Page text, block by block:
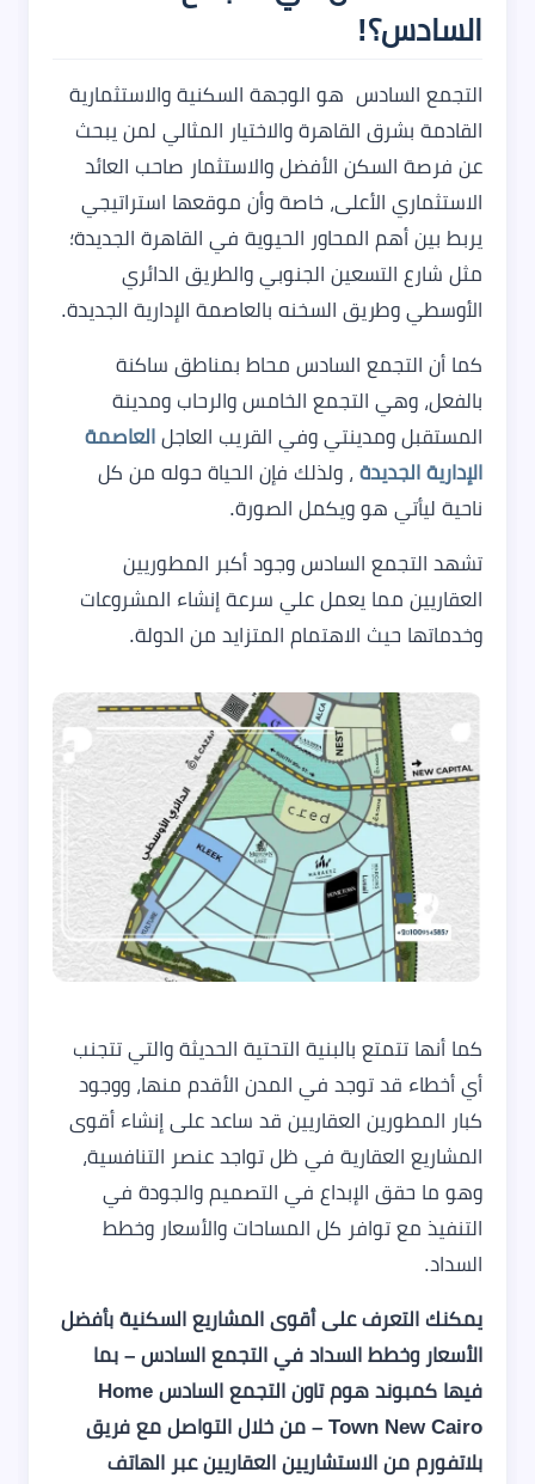
السادس؟!
التجمع السادس هو الوجهة السكنية والاستثمارية
القادمة بشرق القاهرة والاختيار المثالي لمن يبحث
عن فرصة السكن الأفضل والاستثمار صاحب العائد
الاستثماري الأعلى، خاصة وأن موقعها استراتيجي
يربط بين أهم المحاور الحيوية في القاهرة الجديدة؛
مثل شارع التسعين الجنوبي والطريق الدائري
الأوسطي وطريق السخنه بالعاصمة الإدارية الجديدة.
كما أن التجمع السادس محاط بمناطق ساكنة
بالفعل، وهي التجمع الخامس والرحاب ومدينة
المستقبل ومدينتي وفي القريب العاجل
العاصمة
الإدارية الجديدة ، ولذلك فإن الحياة حوله من كل
ناحية ليأتي هو ويكمل الصورة.
تشهد التجمع السادس وجود أكبر المطوريين
العقاريين مما يعمل علي سرعة إنشاء المشروعات
وخدماتها حيث الاهتمام المتزايد من الدولة.
كما أنها تتمتع بالبنية التحتية الحديثة والتي تتجنب
أي أخطاء قد توجد في المدن الأقدم منها، ووجود
كبار المطورين العقاريين قد ساعد على إنشاء أقوى
المشاريع العقارية في ظل تواجد عنصر التنافسية،
وهو ما حقق الإبداع في التصميم والجودة في
التنفيذ مع توافر كل المساحات والأسعار وخطط
السداد.
يمكنك التعرف على أقوى المشاريع السكنية بأفضل
الأسعار وخطط السداد في التجمع السادس – بما
فيها كمبوند هوم تاون التجمع السادس Home
Town New Cairo – من خلال التواصل مع فريق
بلاتفورم من الاستشاريين العقاريين عبر الهاتف